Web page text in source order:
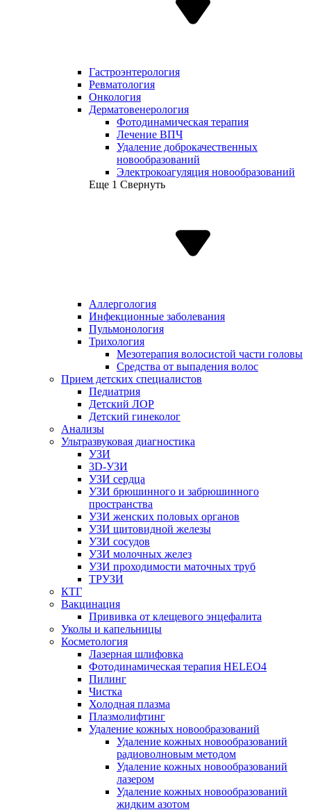
Гастроэнтерология
Ревматология
Онкология
Дерматовенерология
Фотодинамическая терапия
Лечение ВПЧ
Удаление доброкачественных
новообразований
Электрокоагуляция новообразований
Еще 1 Свернуть
Аллергология
Инфекционные заболевания
Пульмонология
Трихология
Мезотерапия волосистой части головы
Средства от выпадения волос
Прием детских специалистов
Педиатрия
Детский ЛОР
Детский гинеколог
Анализы
Ультразвуковая диагностика
УЗИ
3D-УЗИ
УЗИ сердца
УЗИ брюшинного и забрюшинного
пространства
УЗИ женских половых органов
УЗИ щитовидной железы
УЗИ сосудов
УЗИ молочных желез
УЗИ проходимости маточных труб
ТРУЗИ
КТГ
Вакцинация
Прививка от клещевого энцефалита
Уколы и капельницы
Косметология
Лазерная шлифовка
Фотодинамическая терапия HELEO4
Пилинг
Чистка
Холодная плазма
Плазмолифтинг
Удаление кожных новообразований
Удаление кожных новообразований
радиоволновым методом
Удаление кожных новообразований
лазером
Удаление кожных новообразований
жидким азотом